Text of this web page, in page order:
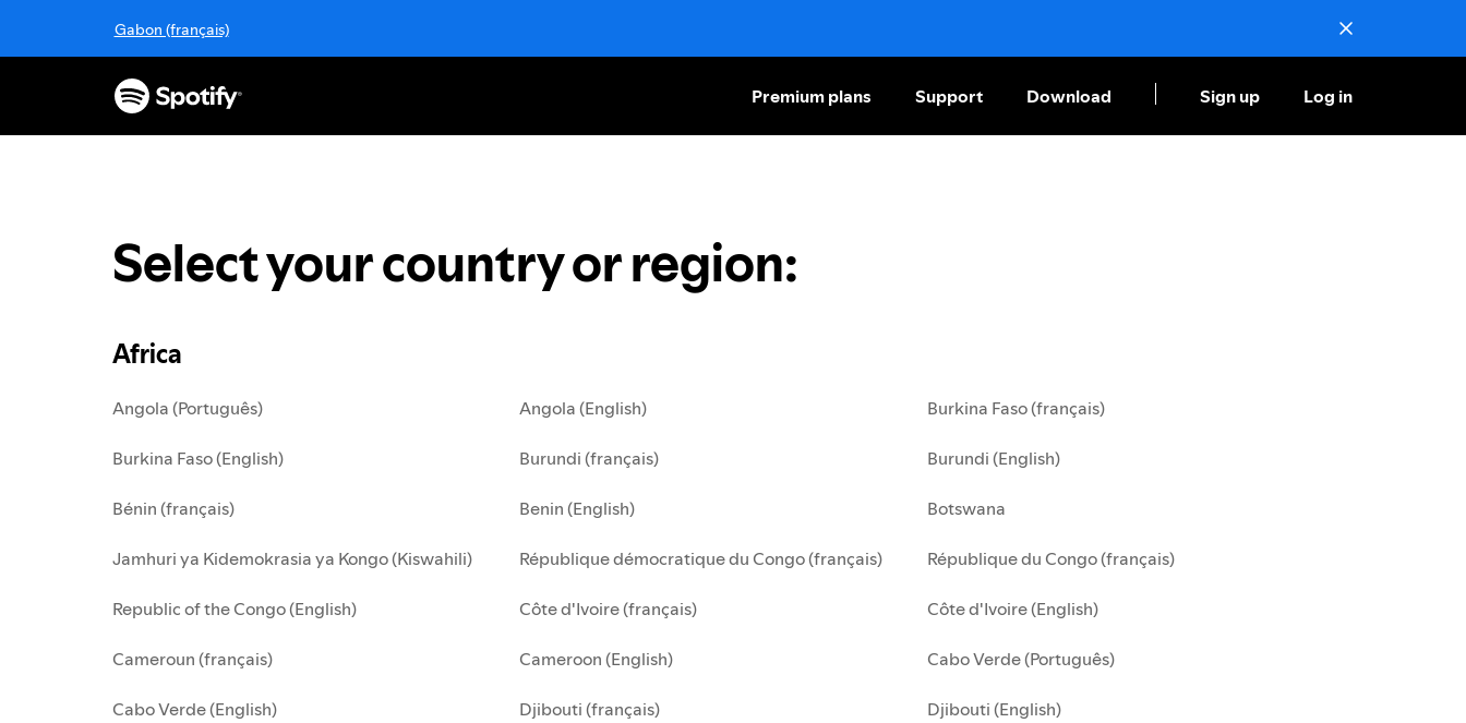
i
o
Gabon (français)
Premium plans Support Download Sign up Log in
Select your country or region:
Africa
Angola (Português) Angola (English) Burkina Faso (français)
Burkina Faso (English) Burundi (français) Burundi (English)
Bénin (français) Benin (English) Botswana
Jamhuri ya Kidemokrasia ya Kongo (Kiswahili) République démocratique du Congo (français) République du Congo (français)
Republic of the Congo (English) Côte d'Ivoire (français) Côte d'Ivoire (English)
Cameroun (français) Cameroon (English) Cabo Verde (Português)
Cabo Verde (English) Djibouti (français) Djibouti (English)